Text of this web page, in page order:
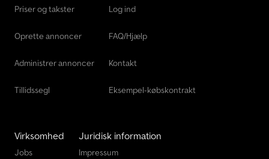
Transportteknik Til Landbrug
Volumen Trækker
Priser og takster
Oprette annoncer
Administrer annoncer
Tillidssegl
Log ind
FAQ/Hjælp
Kontakt
Eksempel-købskontrakt
Virksomhed
Jobs
Juridisk information
Impressum